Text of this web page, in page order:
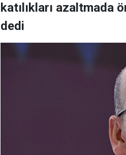
katılıkları azaltmada
dedi